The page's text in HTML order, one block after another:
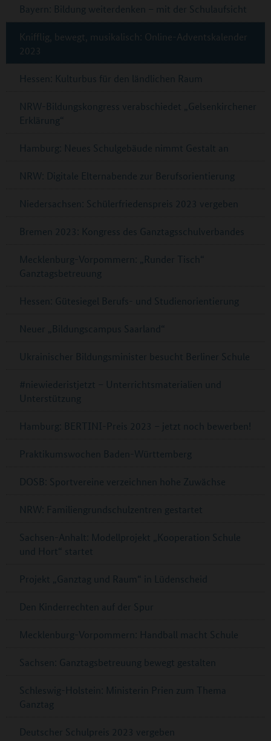
Bayern: Bildung weiterdenken – mit der Schulaufsicht
Knifflig, bewegt, musikalisch: Online-Adventskalender
2023
Hessen: Kulturbus für den ländlichen Raum
NRW-Bildungskongress verabschiedet „Gelsenkirchener
Erklärung“
Hamburg: Neues Schulgebäude nimmt Gestalt an
NRW: Digitale Elternabende zur Berufsorientierung
Niedersachsen: Schülerfriedenspreis 2023 vergeben
Bremen 2023: Kongress des Ganztagsschulverbandes
Mecklenburg-Vorpommern: „Runder Tisch“
Ganztagsbetreuung
Hessen: Gütesiegel Berufs- und Studienorientierung
Neuer „Bildungscampus Saarland“
Ukrainischer Bildungsminister besucht Berliner Schule
#niewiederistjetzt – Unterrichtsmaterialien und
Unterstützung
Hamburg: BERTINI-Preis 2023 – jetzt noch bewerben!
Praktikumswochen Baden-Württemberg
DOSB: Sportvereine verzeichnen hohe Zuwächse
NRW: Familiengrundschulzentren gestartet
Sachsen-Anhalt: Modellprojekt „Kooperation Schule
und Hort“ startet
Projekt „Ganztag und Raum“ in Lüdenscheid
Den Kinderrechten auf der Spur
Mecklenburg-Vorpommern: Handball macht Schule
Sachsen: Ganztagsbetreuung bewegt gestalten
Schleswig-Holstein: Ministerin Prien zum Thema
Ganztag
Deutscher Schulpreis 2023 vergeben